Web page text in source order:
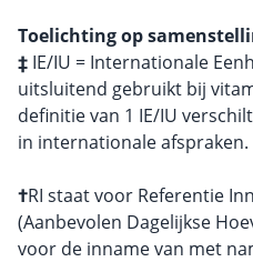
Toelichting op
‡ IE/IU = Internationale
uitsluitend gebruikt bij
definitie van 1 IE/IU
in internationale afspraken.
†RI staat voor Referentie
(Aanbevolen Dagelijkse
voor de inname van met